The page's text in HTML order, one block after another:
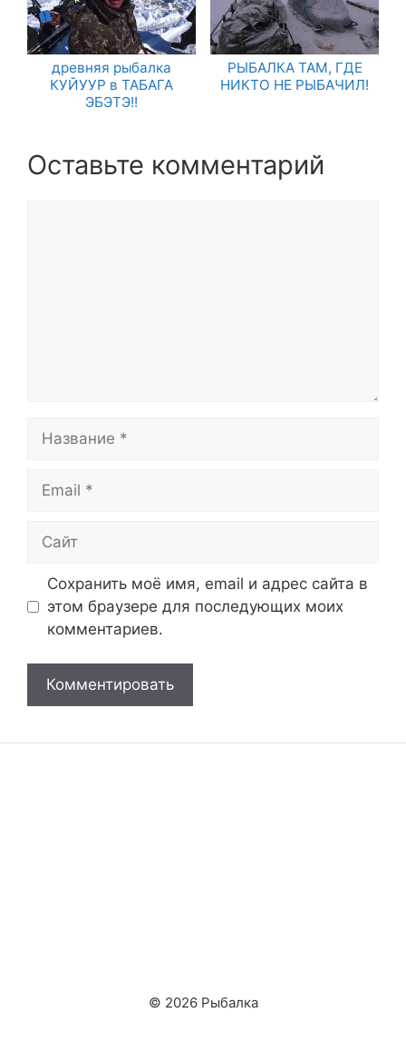
древняя рыбалка
КУЙУУР в ТАБАГА
ЭБЭТЭ!!
РЫБАЛКА ТАМ, ГДЕ
НИКТО НЕ РЫБАЧИЛ!
Оставьте комментарий
Сохранить моё имя, email и адрес сайта в
этом браузере для последующих моих
комментариев.
© 2026 Рыбалка